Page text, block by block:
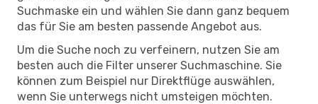
Suchmaske ein und wählen Sie dann ganz bequem
das für Sie am besten passende Angebot aus.
Um die Suche noch zu verfeinern, nutzen Sie am
besten auch die Filter unserer Suchmaschine. Sie
können zum Beispiel nur Direktflüge auswählen,
wenn Sie unterwegs nicht umsteigen möchten.